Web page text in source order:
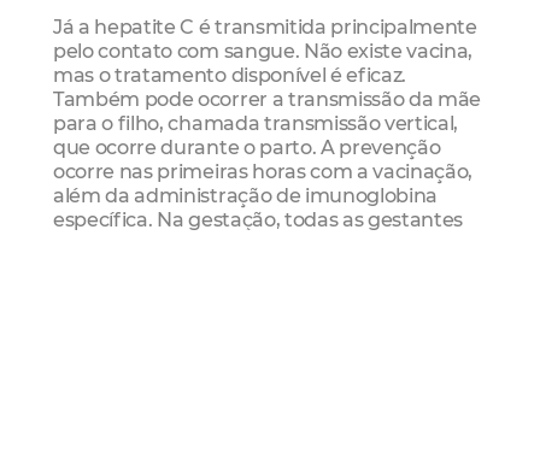
Já a hepatite C é transmitida principalmente
pelo contato com sangue. Não existe vacina,
mas o tratamento disponível é eficaz.
Também pode ocorrer a transmissão da mãe
para o filho, chamada transmissão vertical,
que ocorre durante o parto. A prevenção
ocorre nas primeiras horas com a vacinação,
além da administração de imunoglobina
específica. Na gestação, todas as gestantes